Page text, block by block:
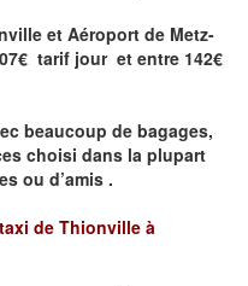
et Aéroport de Metz-
tarif jour et entre 142€
beaucoup de bagages,
choisi dans la plupart
ou d’amis .
de Thionville à